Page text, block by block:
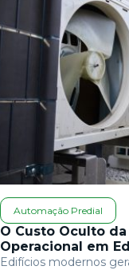
Automação Predial
O Custo Oculto
Operacional em
Edifícios modernos